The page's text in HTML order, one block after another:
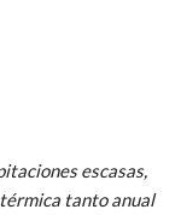
escasas,
tanto anual